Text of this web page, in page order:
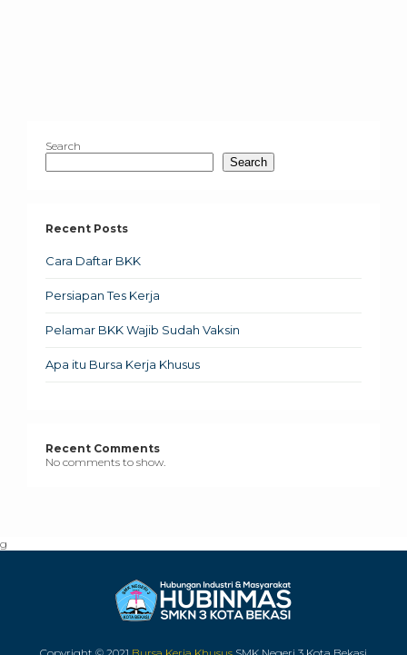
Search
Search
Recent Posts
Cara Daftar BKK
Persiapan Tes Kerja
Pelamar BKK Wajib Sudah Vaksin
Apa itu Bursa Kerja Khusus
Recent Comments
No comments to show.
g